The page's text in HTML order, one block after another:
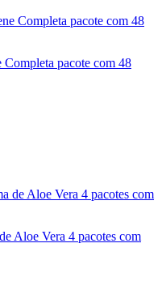
pacote com 48
Aloe Vera 4 pacotes com